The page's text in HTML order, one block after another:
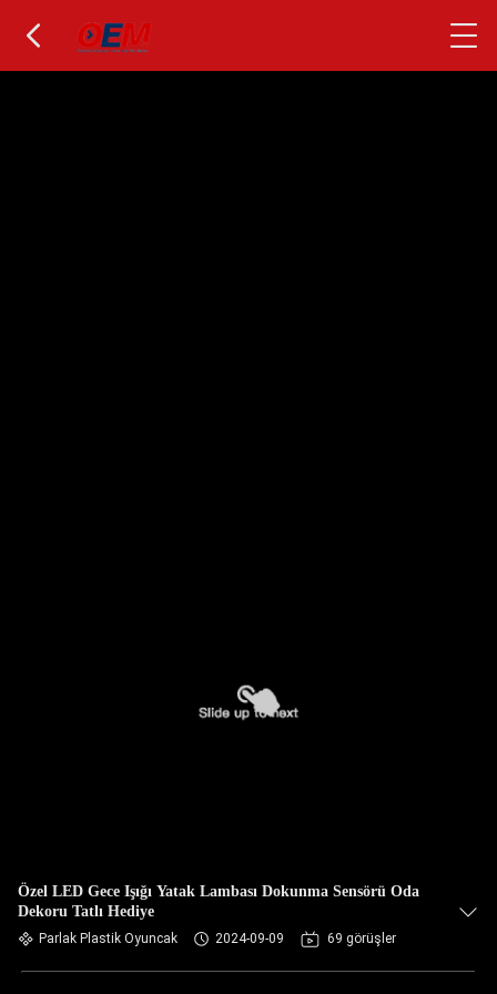
Özel LED Gece Işığı Yatak Lambası Dokunma Sensörü Oda
Dekoru Tatlı Hediye
Parlak Plastik Oyuncak 2024-09-09 69 görüşler